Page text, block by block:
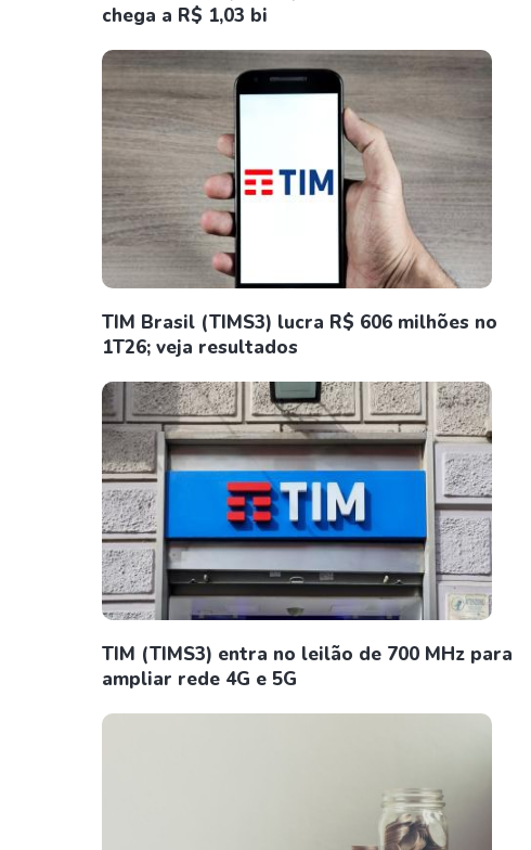
chega a R$ 1,03 bi
TIM Brasil (TIMS3) lucra R$ 606 milhões no
1T26; veja resultados
TIM (TIMS3) entra no leilão de 700 MHz para
ampliar rede 4G e 5G